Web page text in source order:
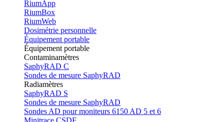
RiumApp
RiumBox
RiumWeb
Dosimétrie personnelle
Équipement portable
Équipement portable
Contaminamètres
SaphyRAD C
Sondes de mesure SaphyRAD
Radiamètres
SaphyRAD S
Sondes de mesure SaphyRAD
Sondes AD pour moniteurs 6150 AD 5 et 6
Minitrace CSDF